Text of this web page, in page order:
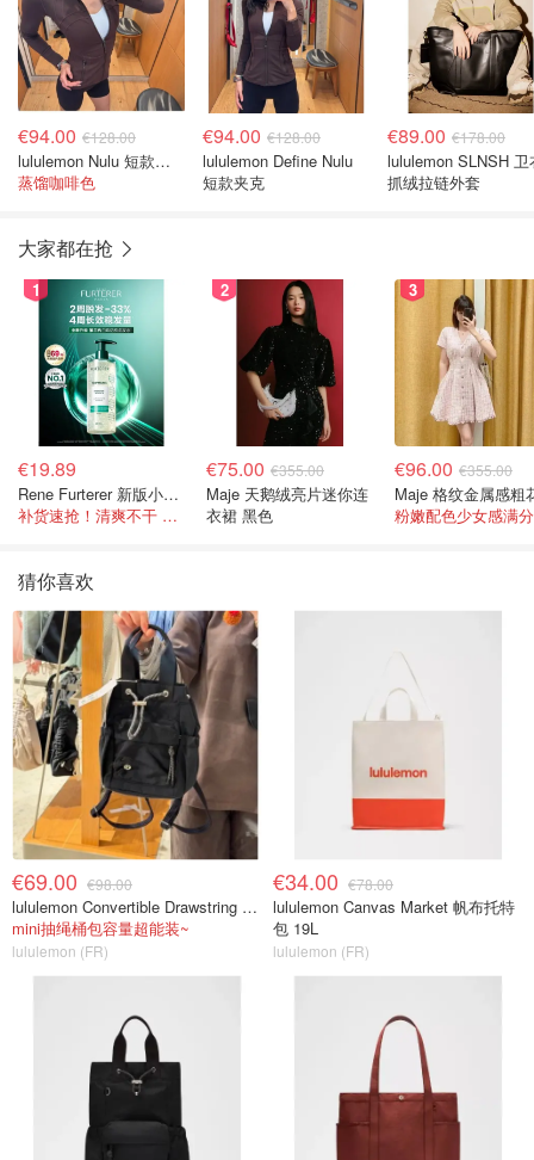
€94.00 €128.00
lululemon Nulu 短款夹克
蒸馏咖啡色
€94.00 €128.00
lululemon Define Nulu
短款夹克
€89.00 €178.00
lululemon SLNSH 卫
抓绒拉链外套
大家都在抢
1
€19.89
Rene Furterer 新版小白珠洗发水 500ml
补货速抢！清爽不干 蓬松强韧秀发
2
€75.00 €355.00
Maje 天鹅绒亮片迷你连
衣裙 黑色
3
€96.00 €355.00
粉嫩配色少女感满
猜你喜欢
€69.00 €98.00
lululemon Convertible Drawstring Bucket Bag Mini 5L
mini抽绳桶包容量超能装~
lululemon (FR)
€34.00 €78.00
lululemon Canvas Market 帆布托特
包 19L
lululemon (FR)